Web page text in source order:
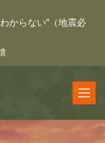
からない”（地震必